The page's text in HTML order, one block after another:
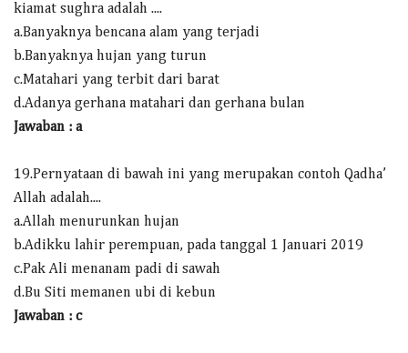
kiamat sughra adalah ....
a.Banyaknya bencana alam yang terjadi
b.Banyaknya hujan yang turun
c.Matahari yang terbit dari barat
d.Adanya gerhana matahari dan gerhana bulan
Jawaban : a
19.Pernyataan di bawah ini yang merupakan contoh Qadha’
Allah adalah....
a.Allah menurunkan hujan
b.Adikku lahir perempuan, pada tanggal 1 Januari 2019
c.Pak Ali menanam padi di sawah
d.Bu Siti memanen ubi di kebun
Jawaban : c